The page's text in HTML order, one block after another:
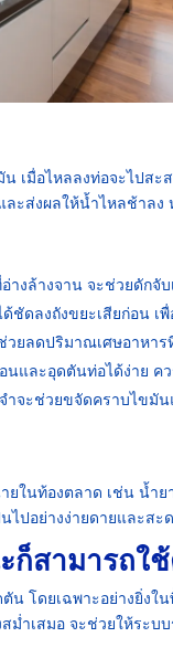
เมื่อไหลลงท่อจะไปส
ะส่งผลให้น้ำไหลช้าลง
างล้างจาน จะช่วยดัก
ชัดลงถังขยะเสียก่อน
วยลดปริมาณเศษอาหา
นและอุดตันท่อได้ง่าย ค
ำจะช่วยขจัดคราบไขมั
นท้องตลาด เช่น น้ำ
ไปอย่างง่ายดายและสะ
สามารถใ
โดยเฉพาะอย่างยิ่ง
ำเสมอ จะช่วยให้ระ